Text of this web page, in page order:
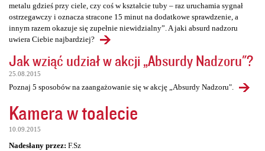
metalu gdzieś przy ciele, czy coś w kształcie tuby – raz uruchamia sygnał
ostrzegawczy i oznacza stracone 15 minut na dodatkowe sprawdzenie, a
innym razem okazuje się zupełnie niewidzialny”. A jaki absurd nadzoru
uwiera Ciebie najbardziej?
Jak wziąć udział w akcji „Absurdy Nadzoru"?
25.08.2015
Poznaj 5 sposobów na zaangażowanie się w akcję „Absurdy Nadzoru".
Kamera w toalecie
10.09.2015
Nadesłany przez: F.Sz